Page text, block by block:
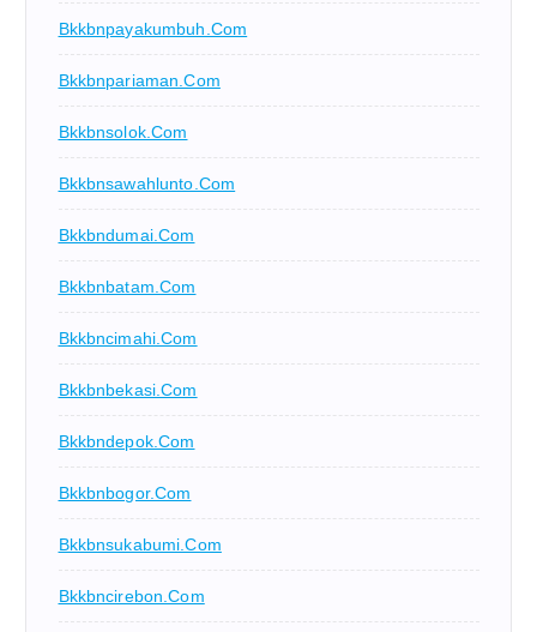
Bkkbnpayakumbuh.com
Bkkbnpariaman.com
Bkkbnsolok.com
Bkkbnsawahlunto.com
Bkkbndumai.com
Bkkbnbatam.com
Bkkbncimahi.com
Bkkbnbekasi.com
Bkkbndepok.com
Bkkbnbogor.com
Bkkbnsukabumi.com
Bkkbncirebon.com